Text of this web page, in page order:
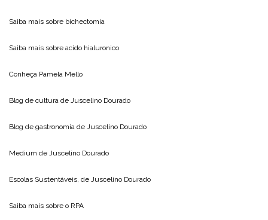
Saiba mais sobre bichectomia
Saiba mais sobre acido hialuronico
Conheça Pamela Mello
Blog de cultura de Juscelino Dourado
Blog de gastronomia de Juscelino Dourado
Medium de Juscelino Dourado
Escolas Sustentáveis, de Juscelino Dourado
Saiba mais sobre o RPA